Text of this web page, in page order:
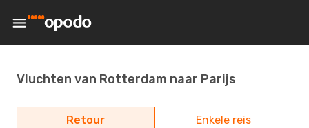
Vluchten van Rotterdam naar Parijs
Retour Enkele reis